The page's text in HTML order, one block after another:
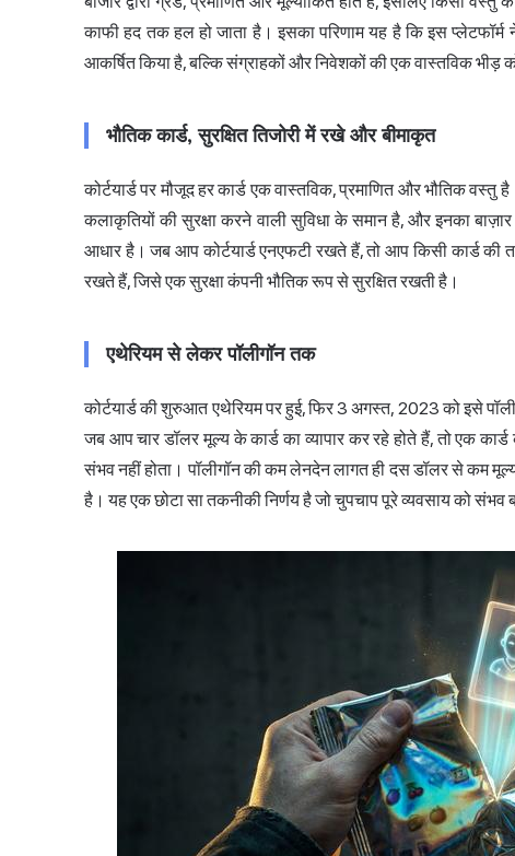
काफी हद तक हल हो जाता है। इसका परिणाम यह है कि इस
आकर्षित किया है, बल्कि संग्राहकों और निवेशकों की एक वास्तविक भीड़
भौतिक कार्ड, सुरक्षित तिजोरी में रखे और बीमाकृत
कोर्टयार्ड पर मौजूद हर कार्ड एक वास्तविक, प्रमाणित और भौतिक
कलाकृतियों की सुरक्षा करने वाली सुविधा के समान है, और इनका
आधार है। जब आप कोर्टयार्ड एनएफटी रखते हैं, तो आप किसी कार्ड की
रखते हैं, जिसे एक सुरक्षा कंपनी भौतिक रूप से सुरक्षित रखती है।
एथेरियम से लेकर पॉलीगॉन तक
कोर्टयार्ड की शुरुआत एथेरियम पर हुई, फिर 3 अगस्त, 2023 को इसे
जब आप चार डॉलर मूल्य के कार्ड का व्यापार कर रहे होते हैं, तो एक
संभव नहीं होता। पॉलीगॉन की कम लेनदेन लागत ही दस डॉलर से कम
है। यह एक छोटा सा तकनीकी निर्णय है जो चुपचाप पूरे व्यवसाय को संभव